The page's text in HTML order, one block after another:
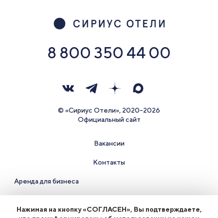
8 800 350 44 00
© «Сириус Отели», 2020-2026
Официальный сайт
Вакансии
Контакты
Аренда для бизнеса
Нажимая на кнопку «СОГЛАСЕН», Вы подтверждаете,